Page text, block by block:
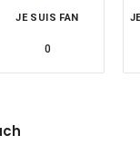
JE SUIS FAN
0